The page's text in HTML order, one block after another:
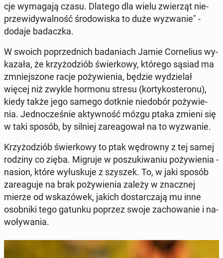
cje wy­ma­ga­ją czasu. Dlatego dla wielu zwie­rząt nie­
prze­wi­dy­wal­ność śro­do­wi­ska to duże wy­zwa­nie" -
dodaje ba­dacz­ka.
W swoich po­przed­nich ba­da­niach Jamie Cor­ne­lius wy­
ka­za­ła, że krzy­żo­dziób świer­ko­wy, którego sąsiad ma
zmniej­szo­ne racje po­ży­wie­nia, będzie wy­dzie­lał
więcej niż zwykle hormonu stresu (kor­ty­ko­ste­ro­nu),
kiedy także jego samego dotknie nie­do­bór po­ży­wie­
nia. Jed­no­cze­śnie ak­tyw­ność mózgu ptaka zmieni się
w taki sposób, by silniej za­re­ago­wał na to wy­zwa­nie.
Krzy­żo­dziób świer­ko­wy to ptak wę­drow­ny z tej samej
rodziny co zięba. Migruje w po­szu­ki­wa­niu po­ży­wie­nia -
nasion, które wy­łu­sku­je z szyszek. To, w jaki sposób
za­re­agu­je na brak po­ży­wie­nia zależy w znacz­nej
mierze od wska­zó­wek, jakich do­star­cza­ją mu inne
osob­ni­ki tego gatunku poprzez swoje za­cho­wa­nie i na­
wo­ły­wa­nia.